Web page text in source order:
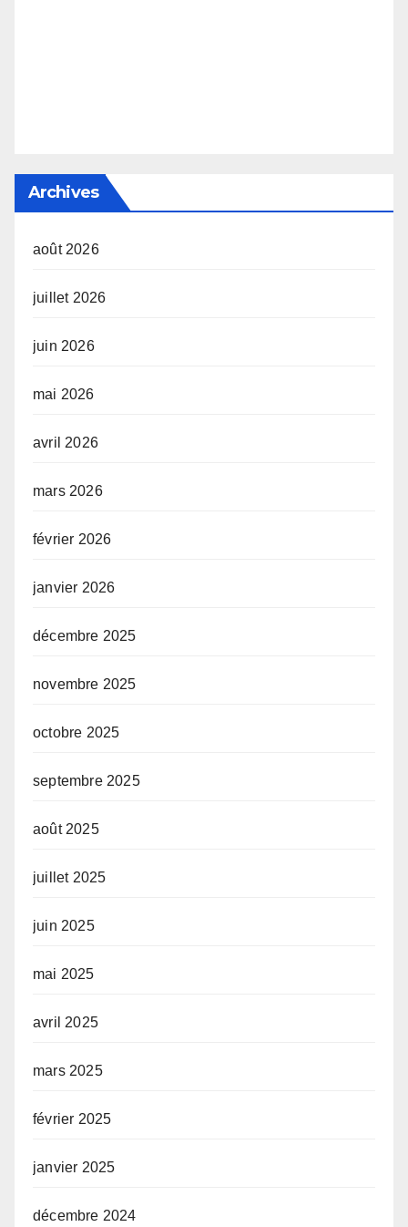
Archives
août 2026
juillet 2026
juin 2026
mai 2026
avril 2026
mars 2026
février 2026
janvier 2026
décembre 2025
novembre 2025
octobre 2025
septembre 2025
août 2025
juillet 2025
juin 2025
mai 2025
avril 2025
mars 2025
février 2025
janvier 2025
décembre 2024